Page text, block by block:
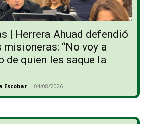
| Herrera Ahuad defendió
misioneras: “No voy a
de quien les saque la
Escobar - 04/08/2026